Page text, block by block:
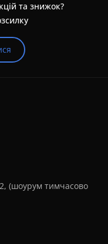
та знижок?
(шоурум тимчасово